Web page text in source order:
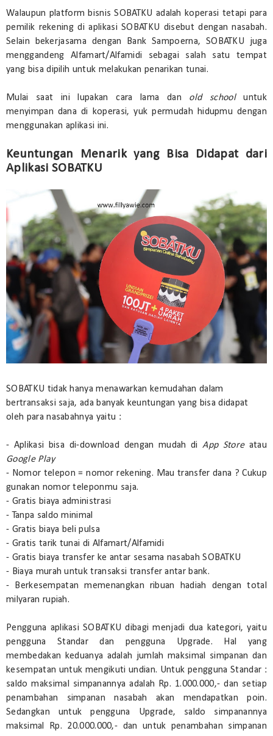
Walaupun platform bisnis SOBATKU adalah koperasi tetapi para
pemilik rekening di aplikasi SOBATKU disebut dengan nasabah.
Selain bekerjasama dengan Bank Sampoerna, SOBATKU juga
menggandeng Alfamart/Alfamidi sebagai salah satu tempat
yang bisa dipilih untuk melakukan penarikan tunai.
Mulai saat ini lupakan cara lama dan old schooluntuk
menyimpan dana di koperasi, yuk permudah hidupmu dengan
menggunakan aplikasi ini.
Keuntungan Menarik yang Bisa Didapat dari
Aplikasi SOBATKU
SOBATKU tidak hanya menawarkan kemudahan dalam
bertransaksi saja, ada banyak keuntungan yang bisa didapat
oleh para nasabahnya yaitu :
- Aplikasi bisa di-download dengan mudah diApp Storeatau
Google Play
- Nomor telepon = nomor rekening. Mau transfer dana ? Cukup
gunakan nomor teleponmu saja.
- Gratis biaya administrasi
- Tanpa saldo minimal
- Gratis biaya beli pulsa
- Gratis tarik tunai di Alfamart/Alfamidi
- Gratis biaya transfer ke antar sesama nasabah SOBATKU
- Biaya murah untuk transaksi transfer antar bank.
- Berkesempatan memenangkan ribuan hadiah dengan total
milyaran rupiah.
Pengguna aplikasi SOBATKU dibagi menjadi dua kategori, yaitu
pengguna Standar dan pengguna Upgrade. Hal yang
membedakan keduanya adalah jumlah maksimal simpanan dan
kesempatan untuk mengikuti undian. Untuk pengguna Standar :
saldo maksimal simpanannya adalah Rp. 1.000.000,- dan setiap
penambahan simpanan nasabah akan mendapatkan poin.
Sedangkan untuk pengguna Upgrade, saldo simpanannya
maksimal Rp. 20.000.000,- dan untuk penambahan simpanan